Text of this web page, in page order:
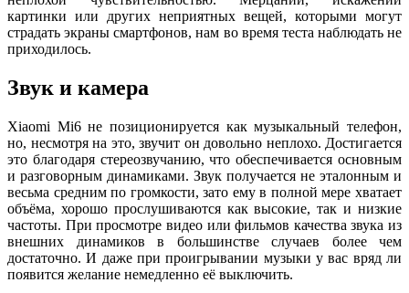
картинки или других неприятных вещей, которыми могут
страдать экраны смартфонов, нам во время теста наблюдать не
приходилось.
Звук и камера
Xiaomi Mi6 не позиционируется как музыкальный телефон,
но, несмотря на это, звучит он довольно неплохо. Достигается
это благодаря стереозвучанию, что обеспечивается основным
и разговорным динамиками. Звук получается не эталонным и
весьма средним по громкости, зато ему в полной мере хватает
объёма, хорошо прослушиваются как высокие, так и низкие
частоты. При просмотре видео или фильмов качества звука из
внешних динамиков в большинстве случаев более чем
достаточно. И даже при проигрывании музыки у вас вряд ли
появится желание немедленно её выключить.